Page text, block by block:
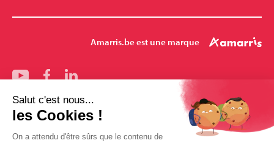
Amarris.be est une marque
Bruxelles
Enghien
Mons
Louvain-la-Neuve
Pharmalex
Amarris-Santé